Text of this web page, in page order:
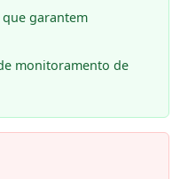
garantem
monitoramento de